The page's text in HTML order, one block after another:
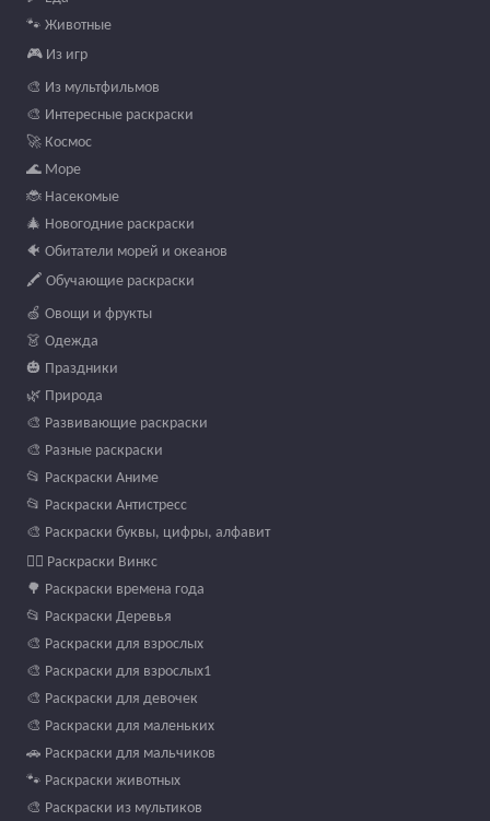
🐾 Животные
🎮 Из игр
🎨 Из мультфильмов
🎨 Интересные раскраски
🚀 Космос
🌊 Море
🐞 Насекомые
🎄 Новогодние раскраски
🐠 Обитатели морей и океанов
🖍️ Обучающие раскраски
🍏 Овощи и фрукты
👗 Одежда
🎃 Праздники
🌿 Природа
🎨 Развивающие раскраски
🎨 Разные раскраски
📂 Раскраски Аниме
📂 Раскраски Антистресс
🎨 Раскраски буквы, цифры, алфавит
🧚‍♀️ Раскраски Винкс
🌳 Раскраски времена года
📂 Раскраски Деревья
🎨 Раскраски для взрослых
🎨 Раскраски для взрослых1
🎨 Раскраски для девочек
🎨 Раскраски для маленьких
🚗 Раскраски для мальчиков
🐾 Раскраски животных
🎨 Раскраски из мультиков